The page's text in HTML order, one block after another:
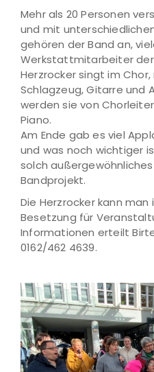
Mehr als 20 Personen
und mit
gehören der Band an,
Werkstattmitarbeiter der
Herzrocker singt im
Schlagzeug, Gitarre und
werden sie von
Piano.
Am Ende gab es viel
und was noch wichtiger
solch
Bandprojekt.
Die Herzrocker kann
Besetzung für
Informationen erteilt
0162/462 4639.